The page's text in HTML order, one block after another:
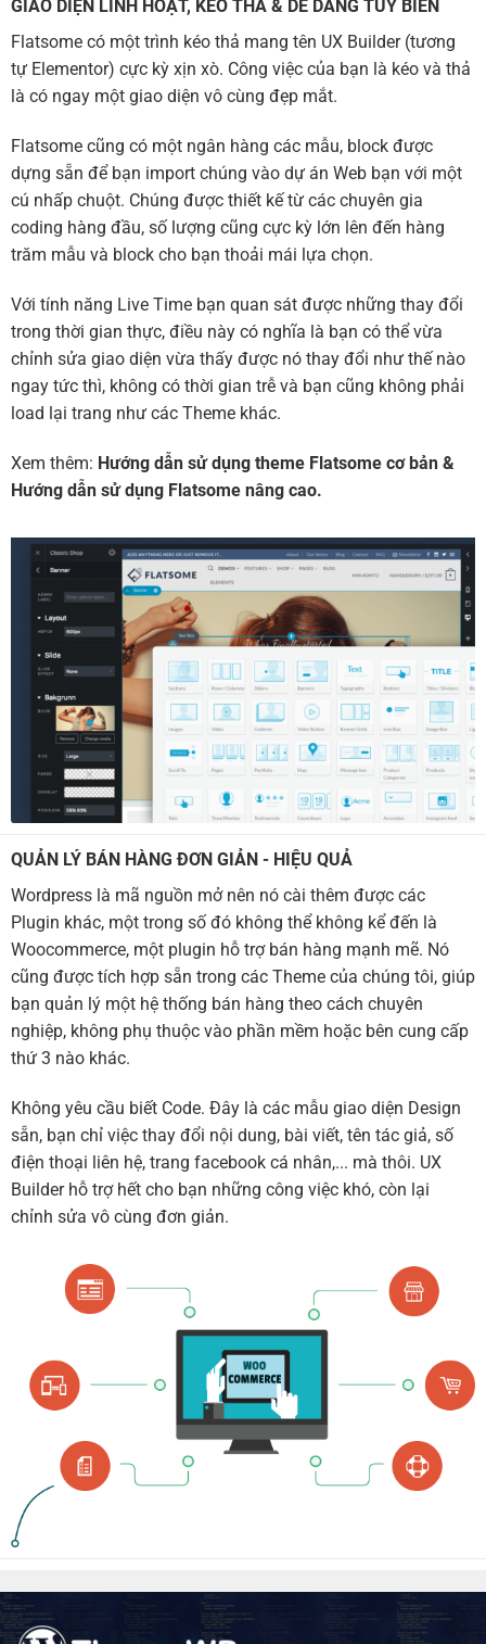
GIAO DIỆN LINH HOẠT, KÉO THẢ & DỄ DÀNG TÙY BIẾN
Flatsome có một trình kéo thả mang tên UX Builder (tương
tự Elementor) cực kỳ xịn xò. Công việc của bạn là kéo và thả
là có ngay một giao diện vô cùng đẹp mắt.
Flatsome cũng có một ngân hàng các mẫu, block được
dựng sẵn để bạn import chúng vào dự án Web bạn với một
cú nhấp chuột. Chúng được thiết kế từ các chuyên gia
coding hàng đầu, số lượng cũng cực kỳ lớn lên đến hàng
trăm mẫu và block cho bạn thoải mái lựa chọn.
Với tính năng Live Time bạn quan sát được những thay đổi
trong thời gian thực, điều này có nghĩa là bạn có thể vừa
chỉnh sửa giao diện vừa thấy được nó thay đổi như thế nào
ngay tức thì, không có thời gian trễ và bạn cũng không phải
load lại trang như các Theme khác.
Xem thêm: Hướng dẫn sử dụng theme Flatsome cơ bản &
Hướng dẫn sử dụng Flatsome nâng cao.
QUẢN LÝ BÁN HÀNG ĐƠN GIẢN - HIỆU QUẢ
Wordpress là mã nguồn mở nên nó cài thêm được các
Plugin khác, một trong số đó không thể không kể đến là
Woocommerce, một plugin hỗ trợ bán hàng mạnh mẽ. Nó
cũng được tích hợp sẵn trong các Theme của chúng tôi, giúp
bạn quản lý một hệ thống bán hàng theo cách chuyên
nghiệp, không phụ thuộc vào phần mềm hoặc bên cung cấp
thứ 3 nào khác.
Không yêu cầu biết Code. Đây là các mẫu giao diện Design
sẵn, bạn chỉ việc thay đổi nội dung, bài viết, tên tác giả, số
điện thoại liên hệ, trang facebook cá nhân,... mà thôi. UX
Builder hỗ trợ hết cho bạn những công việc khó, còn lại
chỉnh sửa vô cùng đơn giản.